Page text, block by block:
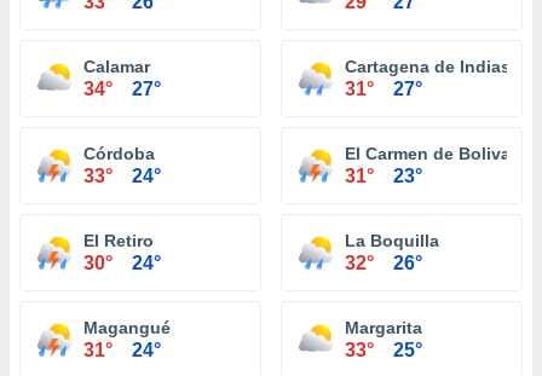
Calamar
34° 27°
Cartagena de Indias
31° 27°
Córdoba
33° 24°
El Carmen de Bolivar
31° 23°
El Retiro
30° 24°
La Boquilla
32° 26°
Magangué
31° 24°
Margarita
33° 25°